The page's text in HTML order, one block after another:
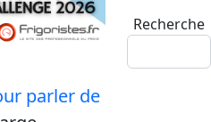
Recherche
parler de